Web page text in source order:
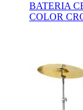
BATERIA
COLOR